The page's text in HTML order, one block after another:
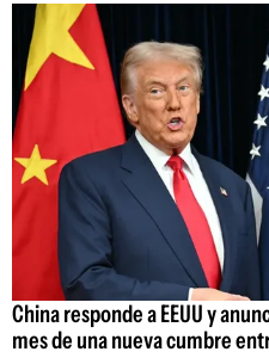
China responde a EEUU y
mes de una nueva cumbre